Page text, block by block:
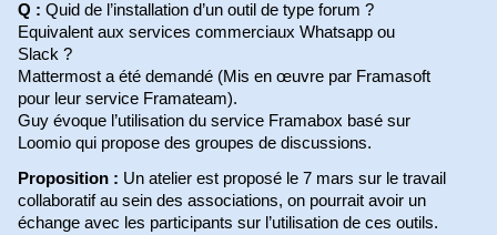
Q : Quid de l’installation d’un outil de type forum ?
Equivalent aux services commerciaux Whatsapp ou
Slack ?
Mattermost a été demandé (Mis en œuvre par Framasoft
pour leur service Framateam).
Guy évoque l’utilisation du service Framabox basé sur
Loomio qui propose des groupes de discussions.
Proposition : Un atelier est proposé le 7 mars sur le travail
collaboratif au sein des associations, on pourrait avoir un
échange avec les participants sur l’utilisation de ces outils.